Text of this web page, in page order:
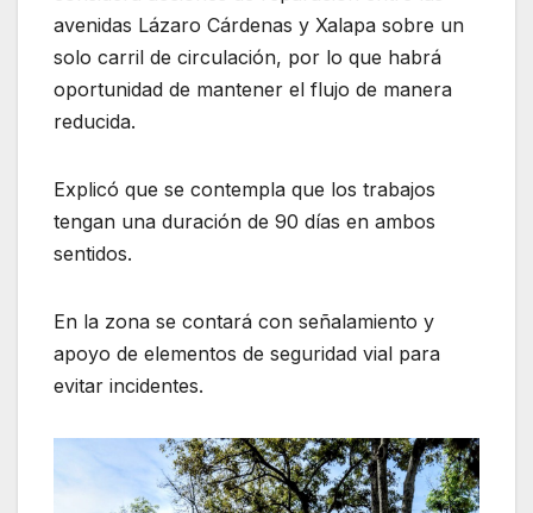
avenidas Lázaro Cárdenas y Xalapa sobre un
solo carril de circulación, por lo que habrá
oportunidad de mantener el flujo de manera
reducida.
Explicó que se contempla que los trabajos
tengan una duración de 90 días en ambos
sentidos.
En la zona se contará con señalamiento y
apoyo de elementos de seguridad vial para
evitar incidentes.